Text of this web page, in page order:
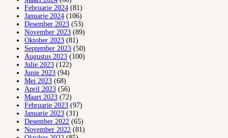
Februarie 2024 (81)
Januarie 2024 (106)
Desember 2023 (53)
November 2023 (89)
Oktober 2023 (81)
September 2023 (50)
Augustus 2023 (100)
Julie 2023 (122)
Junie 2023 (94)
Mei 2023 (68)
April 2023 (56)
Maart 2023 (72)
Februarie 2023 (97)
Januarie 2023 (31)
Desember 2022 (65)
November 2022 (81)